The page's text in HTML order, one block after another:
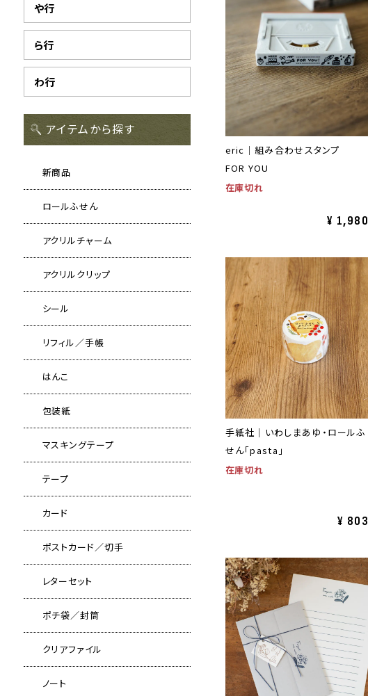
や行
ら行
わ行
アイテムから探す
新商品
ロールふせん
アクリルチャーム
アクリルクリップ
シール
リフィル／手帳
はんこ
包装紙
マスキングテープ
テープ
カード
ポストカード／切手
レターセット
ポチ袋／封筒
クリアファイル
ノート
eric｜組み合わせスタンプ
FOR YOU
在庫切れ
¥ 1,980
手紙社｜いわしまあゆ・ロールふ
せん「pasta」
在庫切れ
¥ 803